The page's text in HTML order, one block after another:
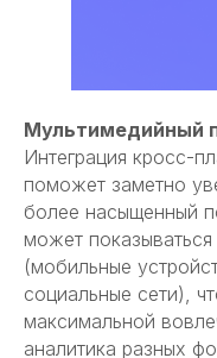
Мультимедийный
Интеграция кросс-
поможет заметно
более насыщенный
может
(мобильные
социальные сети),
максимальной
аналитика разных